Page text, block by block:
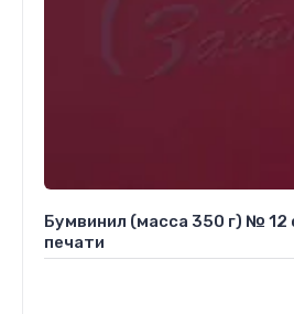
Бумвинил (масса 350 г) № 12
печати